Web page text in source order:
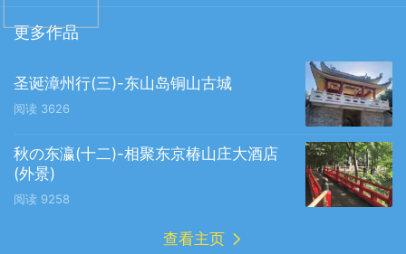
来名古屋第三天，想去名古屋港口看
看，从网上得知港口除了有水族馆，还有
南极破冰船。这辈子南极是去不成了(到过
察船也就当作去过南极了。导航查询到金
更多作品
圣诞漳州行(三)-东山岛铜山古城
阅读 3626
秋の东瀛(十二)-相聚东京椿山庄大酒店
(外景)
阅读 9258
查看主页